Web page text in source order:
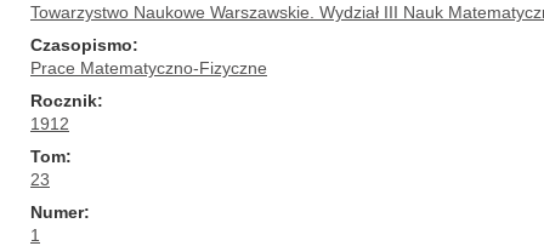
Towarzystwo Naukowe Warszawskie. Wydział III Nauk
Czasopismo
Prace Matematyczno-Fizyczne
Rocznik
1912
Tom
23
Numer
1